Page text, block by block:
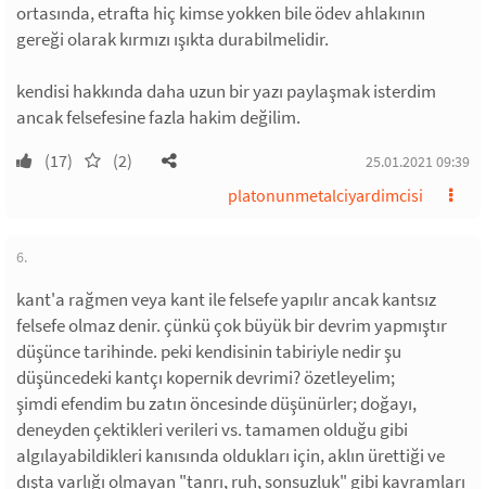
ortasında, etrafta hiç kimse yokken bile ödev ahlakının
gereği olarak kırmızı ışıkta durabilmelidir.
kendisi hakkında daha uzun bir yazı paylaşmak isterdim
ancak felsefesine fazla hakim değilim.
(17) (2) 25.01.2021 09:39
platonunmetalciyardimcisi
6.
kant'a rağmen veya kant ile felsefe yapılır ancak kantsız
felsefe olmaz denir. çünkü çok büyük bir devrim yapmıştır
düşünce tarihinde. peki kendisinin tabiriyle nedir şu
düşüncedeki kantçı kopernik devrimi? özetleyelim;
şimdi efendim bu zatın öncesinde düşünürler; doğayı,
deneyden çektikleri verileri vs. tamamen olduğu gibi
algılayabildikleri kanısında oldukları için, aklın ürettiği ve
dışta varlığı olmayan "tanrı, ruh, sonsuzluk" gibi kavramları